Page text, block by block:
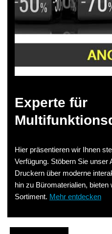
Experte für
Hier präsentieren wir Ihnen
Verfügung. Stöbern Sie unser
Druckern über moderne
hin zu Büromaterialien,
Sortiment. Mehr entdecken